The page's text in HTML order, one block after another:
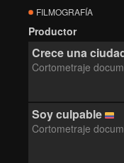
FILMOGRAFÍA
Productor
Crece una
Cortometraje
Soy culpable
Cortometraje